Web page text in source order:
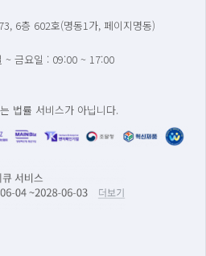
6층 602호(명동1가, 페이지명동)
금요일 : 09:00 ~ 17:00
법률 서비스가 아닙니다.